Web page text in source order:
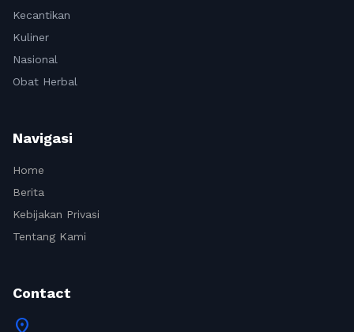
Kecantikan
Kuliner
Nasional
Obat Herbal
Navigasi
Home
Berita
Kebijakan Privasi
Tentang Kami
Contact
location_on